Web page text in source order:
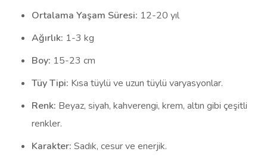
Ortalama Yaşam Süresi: 12-20 yıl
Ağırlık: 1-3 kg
Boy: 15-23 cm
Tüy Tipi: Kısa tüylü ve uzun tüylü varyasyonlar.
Renk: Beyaz, siyah, kahverengi, krem, altın gibi çeşitli
renkler.
Karakter: Sadık, cesur ve enerjik.